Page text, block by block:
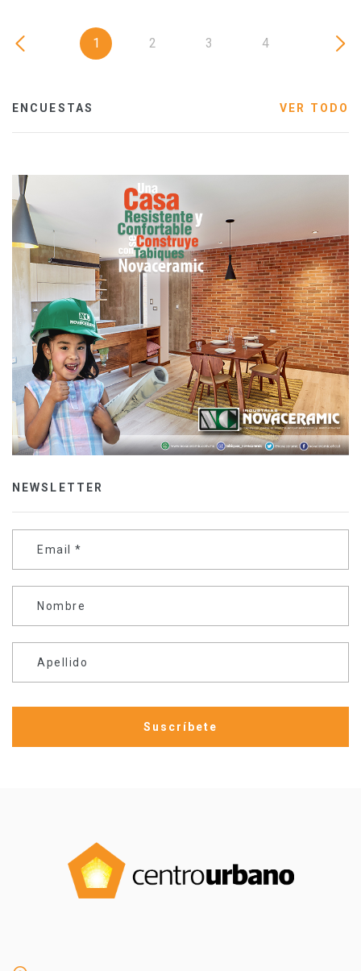
1 2 3 4
ENCUESTAS VER TODO
NEWSLETTER
Email *
Nombre
Apellido